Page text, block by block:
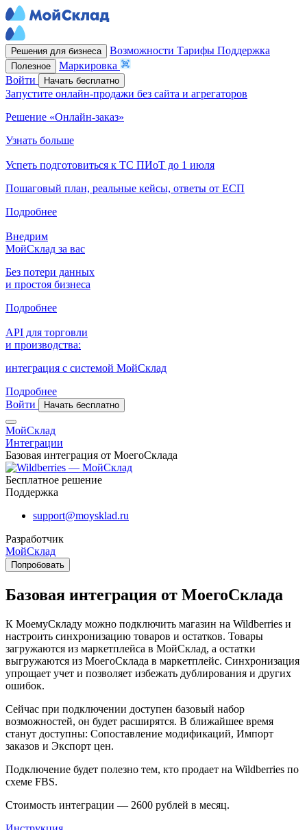
Решения для бизнеса Возможности Тарифы Поддержка
Полезное
Маркировка
Войти
Начать бесплатно
Запустите онлайн-продажи без сайта и агрегаторов
Решение «Онлайн-заказ»
Узнать больше
Успеть подготовиться к ТС ПИоТ до 1 июля
Пошаговый план, реальные кейсы, ответы от ЕСП
Подробнее
Внедрим
МойСклад за вас
Без потери данных
и простоя бизнеса
Подробнее
API для торговли
и производства:
интеграция с системой МойСклад
Подробнее
Войти
Начать бесплатно
МойСклад
Интеграции
Базовая интеграция от МоегоСклада
Бесплатное решение
Поддержка
support@moysklad.ru
Разработчик
МойСклад
Попробовать
Базовая интеграция от МоегоСклада
К МоемуСкладу можно подключить магазин на Wildberries и
настроить синхронизацию товаров и остатков. Товары
загружаются из маркетплейса в МойСклад, а остатки
выгружаются из МоегоСклада в маркетплейс. Синхронизация
упрощает учет и позволяет избежать дублирования и других
ошибок.
Сейчас при подключении доступен базовый набор
возможностей, он будет расширятся. В ближайшее время
станут доступны: Сопоставление модификаций, Импорт
заказов и Экспорт цен.
Подключение будет полезно тем, кто продает на Wildberries по
схеме FBS.
Стоимость интеграции — 2600 рублей в месяц.